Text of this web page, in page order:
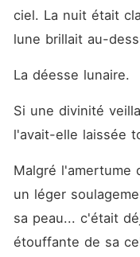
ciel. La nuit était
lune brillait au-
La déesse lunaire.
Si une divinité
l'avait-elle laissée
Malgré l'amertume
un léger
sa peau... c'était
étouffante de sa